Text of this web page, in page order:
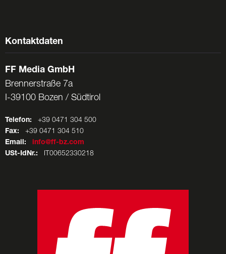
Kontaktdaten
FF Media GmbH
Brennerstraße 7a
I-39100 Bozen / Südtirol
Telefon: +39 0471 304 500
Fax: +39 0471 304 510
Email:
info@ff-bz.com
USt-IdNr.: IT00652330218